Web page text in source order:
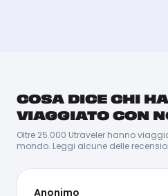
Marco all’anagrafe, ma
delle spiagge incontaminate
la sua più grande passione è
che riescono a regalargli
anche della cucina, quando
sempre di scoprire tutti i
vivendo la quotidianità dei
COSA DICE CHI
VIAGGIATO CON
Oltre 25.000 Utraveler hanno
mondo. Leggi alcune delle
Anonimo